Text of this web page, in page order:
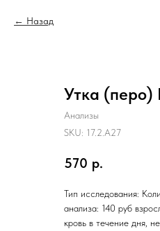
Назад
Утка (перо)
Анализы
SKU: 17.2.A27
570 р.
Тип исследования:
анализа: 140 руб
кровь в течение дня,